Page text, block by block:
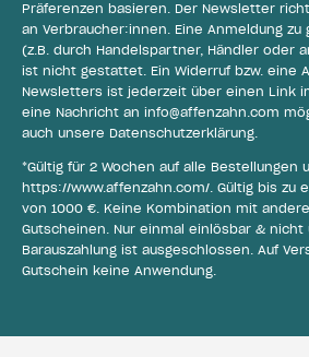
Präferenzen basieren. Der Newsletter
an Verbraucher:innen. Eine Anmeldung
(z.B. durch Handelspartner, Händler oder
ist nicht gestattet. Ein Widerruf bzw. eine
Newsletters ist jederzeit über einen Link
eine Nachricht an info@affenzahn.com
auch unsere Datenschutzerklärung.
*Gültig für 2 Wochen auf alle Bestellungen
https://www.affenzahn.com/. Gültig bis zu
von 1000 €. Keine Kombination mit
Gutscheinen. Nur einmal einlösbar & nicht
Barauszahlung ist ausgeschlossen. Auf
Gutschein keine Anwendung.